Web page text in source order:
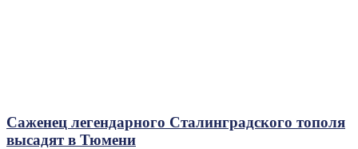
Саженец легендарного Сталинградского тополя
высадят в Тюмени